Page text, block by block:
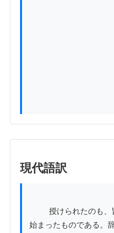
現代語訳
始まったものである。